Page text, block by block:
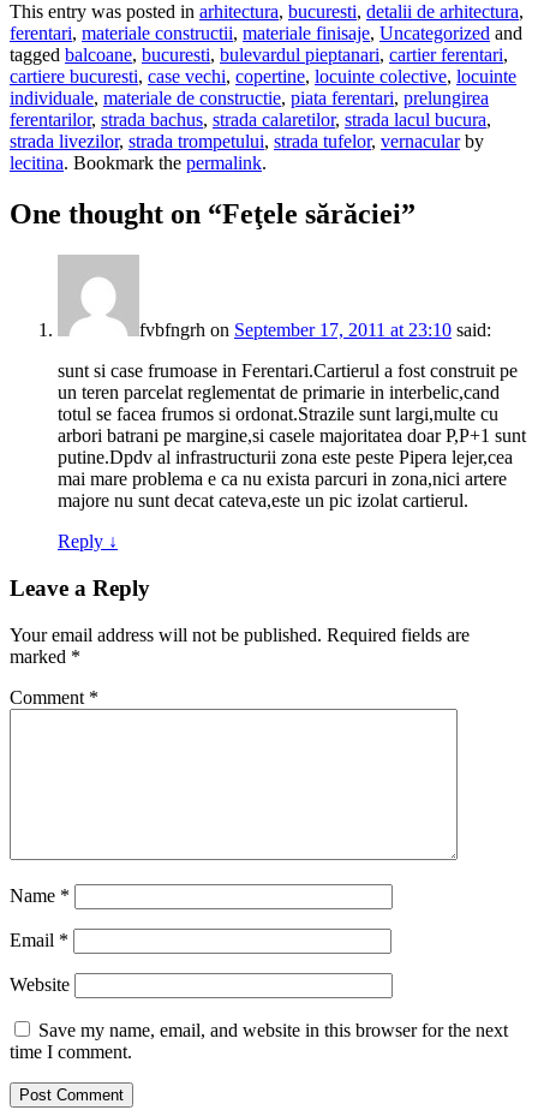
This entry was posted in arhitectura, bucuresti, detalii de arhitectura,
ferentari, materiale constructii, materiale finisaje, Uncategorized and
tagged balcoane, bucuresti, bulevardul pieptanari, cartier ferentari,
cartiere bucuresti, case vechi, copertine, locuinte colective, locuinte
individuale, materiale de constructie, piata ferentari, prelungirea
ferentarilor, strada bachus, strada calaretilor, strada lacul bucura,
strada livezilor, strada trompetului, strada tufelor, vernacularby
lecitina. Bookmark the permalink.
One thought on “Feţele sărăciei”
fvbfngrh on September 17, 2011 at 23:10 said:
sunt si case frumoase in Ferentari.Cartierul a fost construit pe
un teren parcelat reglementat de primarie in interbelic,cand
totul se facea frumos si ordonat.Strazile sunt largi,multe cu
arbori batrani pe margine,si casele majoritatea doar P,P+1 sunt
putine.Dpdv al infrastructurii zona este peste Pipera lejer,cea
mai mare problema e ca nu exista parcuri in zona,nici artere
majore nu sunt decat cateva,este un pic izolat cartierul.
Reply ↓
Leave a Reply
Your email address will not be published. Required fields are
marked *
Comment *
Name *
Email *
Website
Save my name, email, and website in this browser for the next
time I comment.